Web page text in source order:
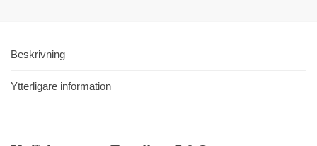
Beskrivning
Ytterligare information